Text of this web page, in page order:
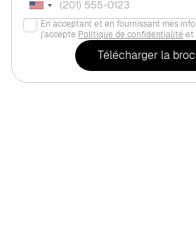
En acceptant et en fournissant mes
j'accepte Politique de confidentialité et